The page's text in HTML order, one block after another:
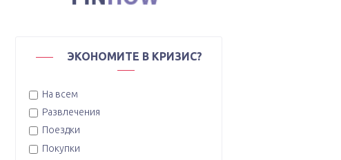
ЭКОНОМИТЕ В КРИЗИС?
На всем
Развлечения
Поездки
Покупки